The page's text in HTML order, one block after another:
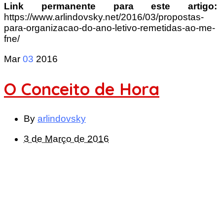
Link permanente para este artigo:
https://www.arlindovsky.net/2016/03/propostas-
para-organizacao-do-ano-letivo-remetidas-ao-me-
fne/
Mar 03 2016
O Conceito de Hora
By arlindovsky
3 de Março de 2016